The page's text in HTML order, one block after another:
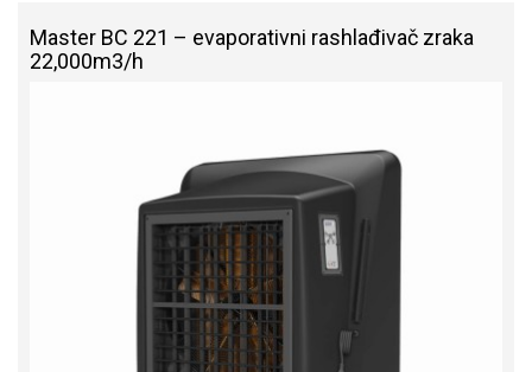
Master BC 221 – evaporativni rashlađivač zraka
22,000m3/h